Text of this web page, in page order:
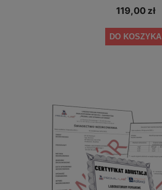
119,00 zł
DO KOSZYKA